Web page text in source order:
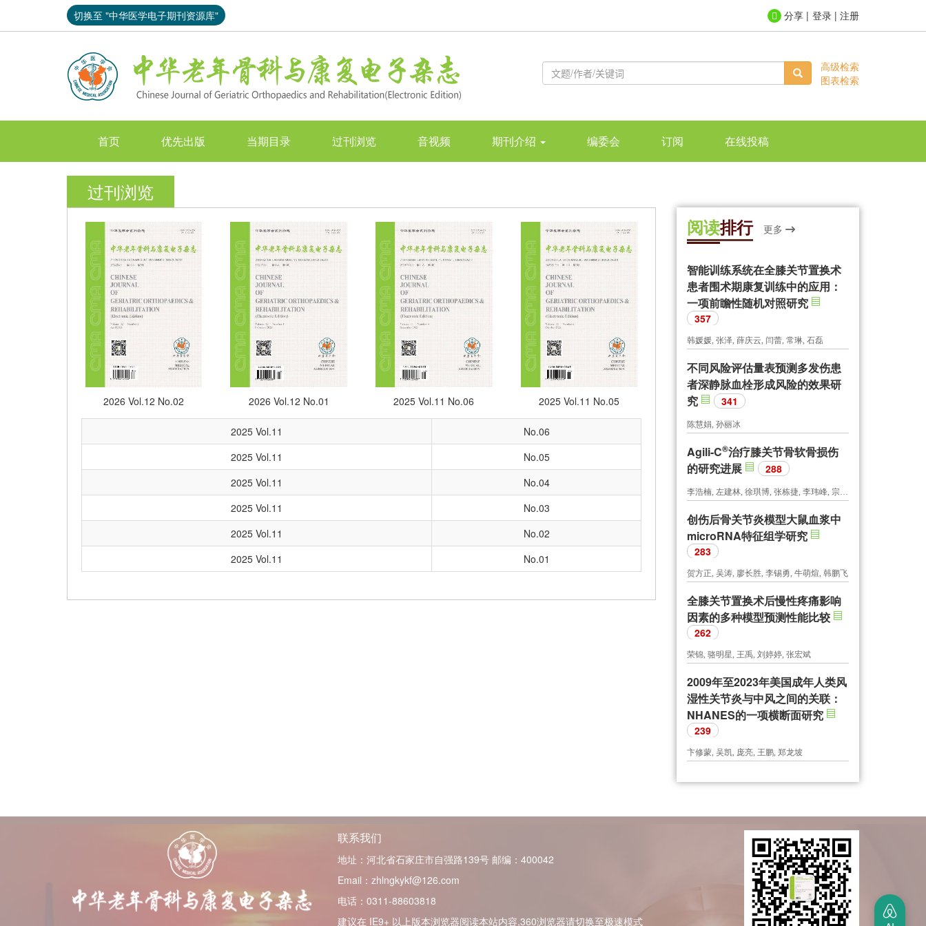
切换至 "中华医学电子期刊资源库" 登录 | 注册
高级检索
图表检索
首页 优先出版 当期目录 过刊浏览 音视频 期刊介绍 编委会 订阅 在线投稿
过刊浏览
2026 Vol.12 No.02 2026 Vol.12 No.01 2025 Vol.11 No.06 2025 Vol.11 No.05
2025 Vol.11
No.06
2025 Vol.11
No.05
2025 Vol.11
No.04
2025 Vol.11
No.03
2025 Vol.11
No.02
2025 Vol.11
No.01
阅读排行 更多
智能训练系统在全膝关节置换术
患者围术期康复训练中的应用：
一项前瞻性随机对照研究
357
韩媛媛, 张泽, 薛庆云, 闫蕾, 常琳, 石磊
不同风险评估量表预测多发伤患
者深静脉血栓形成风险的效果研
究
341
陈慧娟, 孙丽冰
Agili-C®治疗膝关节骨软骨损伤
的研究进展
288
李浩楠, 左建林, 徐琪博, 张栋捷, 李玮峰, 宗辰旭, 肖建林
创伤后骨关节炎模型大鼠血浆中
microRNA特征组学研究
283
贺方正, 吴涛, 廖长胜, 李锡勇, 牛萌煊, 韩鹏飞
全膝关节置换术后慢性疼痛影响
因素的多种模型预测性能比较
262
荣锦, 骆明星, 王禹, 刘婷婷, 张宏斌
2009年至2023年美国成年人类风
湿性关节炎与中风之间的关联：
NHANES的一项横断面研究
239
卞修蒙, 吴凯, 庞亮, 王鹏, 郑龙坡
联系我们
地址：河北省石家庄市自强路139号 邮编：400042
Email：zhlngkykf@126.com
电话：0311-88603818
建议在 IE9+ 以上版本浏览器阅读本站内容,360浏览器请切换至极速模式